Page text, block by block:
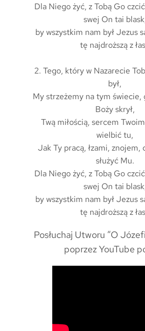
Dla Niego żyć, z Tobą Go
swej On tai
by wszystkim nam był Jezus
tę najdroższą z
2. Tego, który w Nazarecie
był,
My strzeżemy na tym świecie,
Boży skrył,
Twą miłością, sercem
wielbić tu,
Jak Ty pracą, łzami, znojem,
służyć Mu.
Dla Niego żyć, z Tobą Go
swej On tai
by wszystkim nam był Jezus
tę najdroższą z
Posłuchaj Utworu “O
poprzez YouTube